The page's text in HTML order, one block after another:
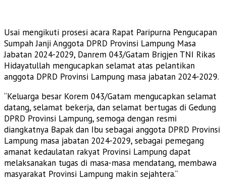
Usai mengikuti prosesi acara Rapat Paripurna Pengucapan
Sumpah Janji Anggota DPRD Provinsi Lampung Masa
Jabatan 2024-2029, Danrem 043/Gatam Brigjen TNI Rikas
Hidayatullah mengucapkan selamat atas pelantikan
anggota DPRD Provinsi Lampung masa jabatan 2024-2029.
“Keluarga besar Korem 043/Gatam mengucapkan selamat
datang, selamat bekerja, dan selamat bertugas di Gedung
DPRD Provinsi Lampung, semoga dengan resmi
diangkatnya Bapak dan Ibu sebagai anggota DPRD Provinsi
Lampung masa jabatan 2024-2029, sebagai pemegang
amanat kedaulatan rakyat Provinsi Lampung dapat
melaksanakan tugas di masa-masa mendatang, membawa
masyarakat Provinsi Lampung makin sejahtera.“